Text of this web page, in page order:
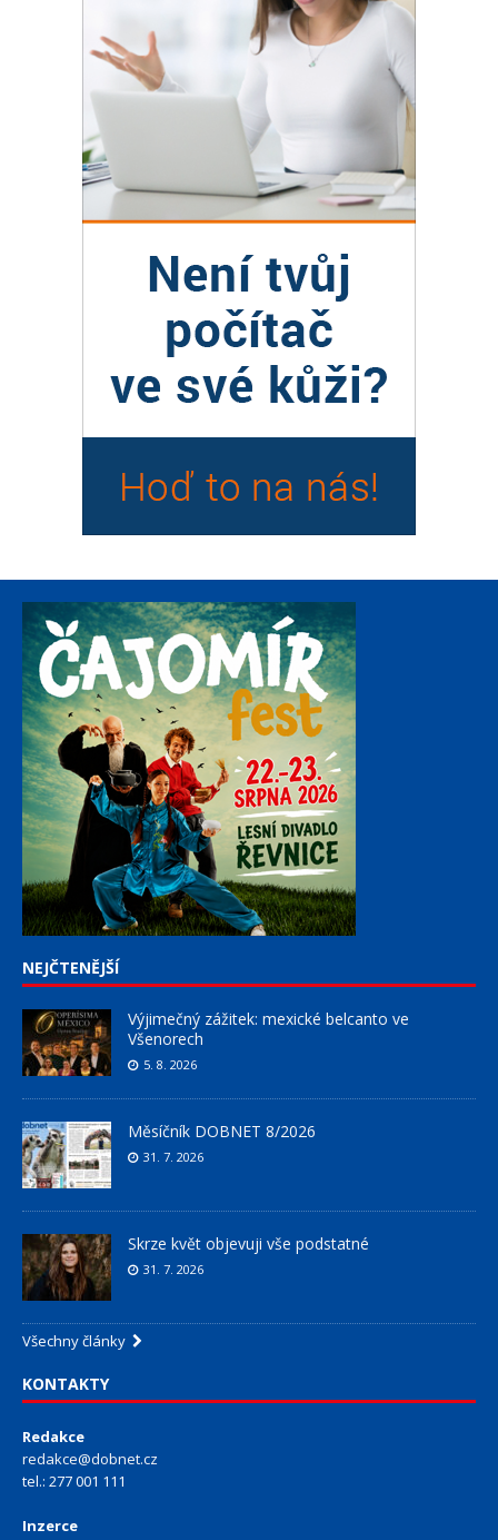
NEJČTENĚJŠÍ
Výjimečný zážitek: mexické belcanto ve
Všenorech
5. 8. 2026
Měsíčník DOBNET 8/2026
31. 7. 2026
Skrze květ objevuji vše podstatné
31. 7. 2026
Všechny články
KONTAKTY
Redakce
redakce@dobnet.cz
tel.: 277 001 111
Inzerce